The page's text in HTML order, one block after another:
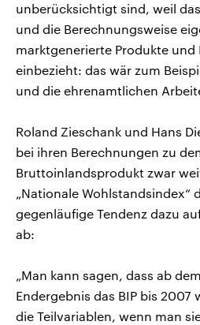
unberücksichtigt sind, weil
und die Berechnungsweise
marktgenerierte Produkte
einbezieht: das wär zum
und die ehrenamtlichen
Roland Zieschank und Hans
bei ihren Berechnungen zu
Bruttoinlandsprodukt zwar
„Nationale Wohlstandsindex“
gegenläufige Tendenz dazu
ab:
„Man kann sagen, dass ab
Endergebnis das BIP bis 2007
die Teilvariablen, wenn man